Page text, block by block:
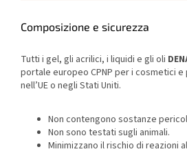
Composizione e sicurezza
Tutti i gel, gli acrilici, i liquidi e gli oli
portale europeo CPNP per i cosmetici
nell’UE o negli Stati Uniti.
Non contengono sostanze
Non sono testati sugli animali.
Minimizzano il rischio di reazioni